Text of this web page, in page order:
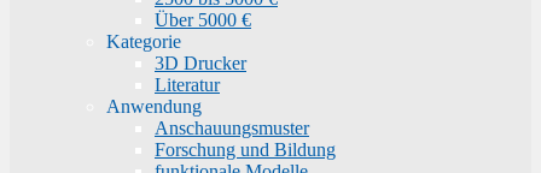
Über 5000 €
Kategorie
3D Drucker
Literatur
Anwendung
Anschauungsmuster
Forschung und Bildung